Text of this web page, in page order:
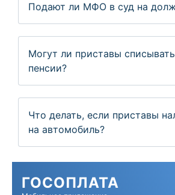
Подают ли МФО в суд на
Могут ли приставы
пенсии?
Что делать, если приставы
на автомобиль?
ГОСОПЛАТА